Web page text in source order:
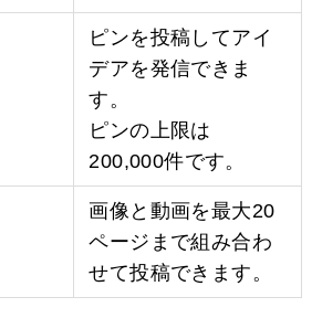
ピンを投稿してアイ
デアを発信できま
す。
ピンの上限は
200,000件です。
画像と動画を最大20
ページまで組み合わ
せて投稿できます。